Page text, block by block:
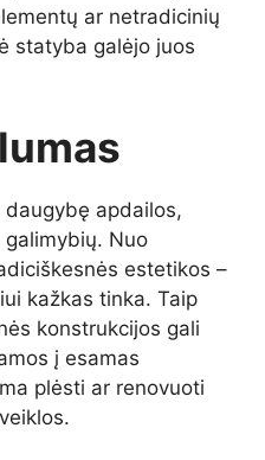
ar netradicinių
statyba galėjo juos
apdailos,
Nuo
estetikos –
kažkas tinka. Taip
konstrukcijos gali
į esamas
plėsti ar renovuoti